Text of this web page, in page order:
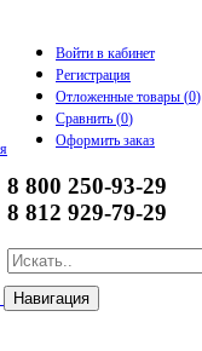
Войти в кабинет
Регистрация
Отложенные товары (0)
Сравнить (0)
Оформить заказ
8 800 250-93-29
8 812 929-79-29
Навигация